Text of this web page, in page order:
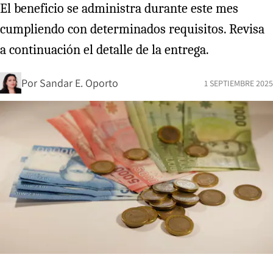
El beneficio se administra durante este mes
cumpliendo con determinados requisitos. Revisa
a continuación el detalle de la entrega.
Por Sandar E. Oporto 1 SEPTIEMBRE 2025